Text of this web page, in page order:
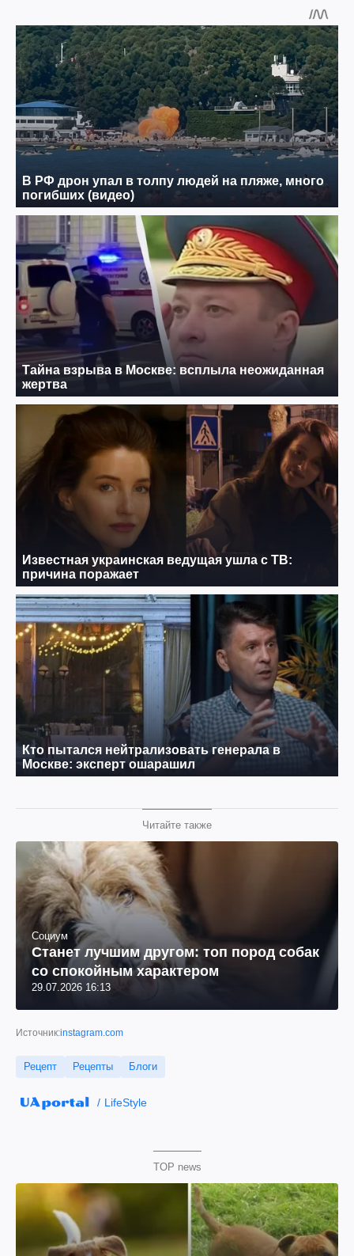
Читайте также
Социум
Станет лучшим другом: топ пород собак
со спокойным характером
29.07.2026 16:13
Источник:instagram.com
Рецепт Рецепты Блоги
LifeStyle
TOP news